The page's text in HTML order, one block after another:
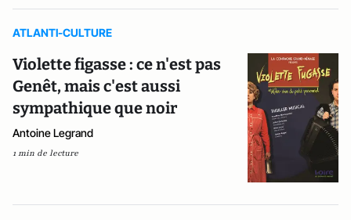
ATLANTI-CULTURE
Violette figasse : ce n'est pas
Genêt, mais c'est aussi
sympathique que noir
Antoine Legrand
1 min de lecture